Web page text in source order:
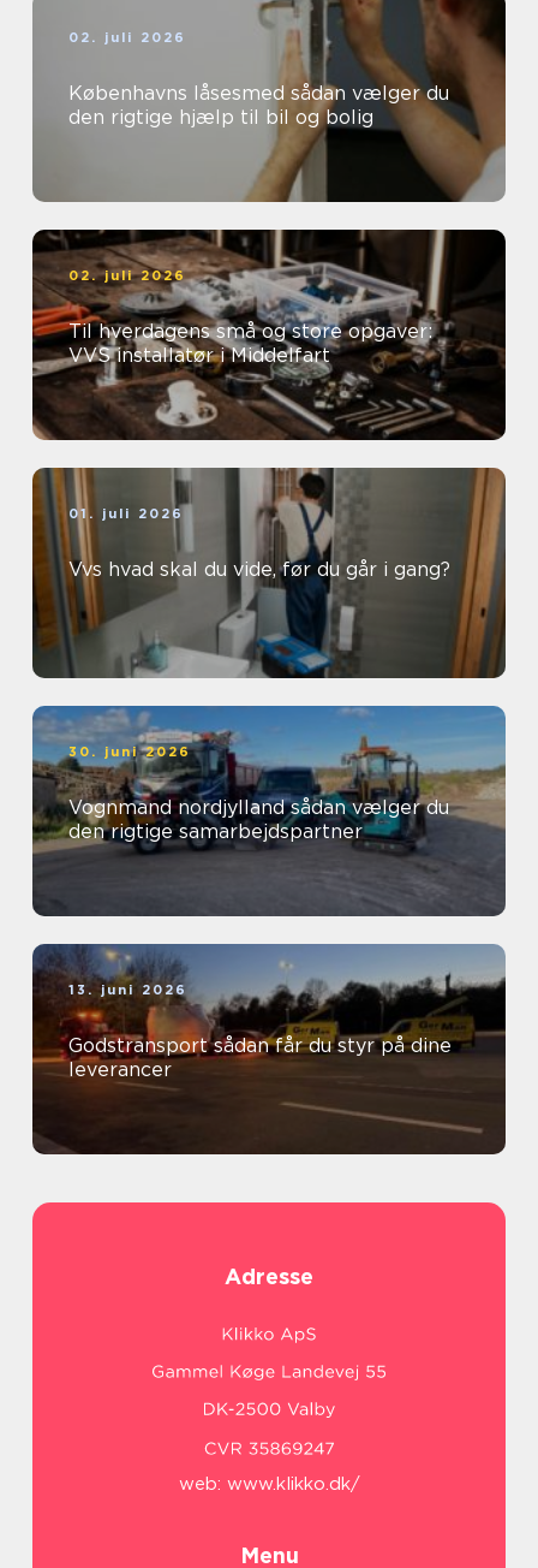
02. juli 2026
Københavns låsesmed sådan vælger du
den rigtige hjælp til bil og bolig
02. juli 2026
Til hverdagens små og store opgaver:
VVS installatør i Middelfart
01. juli 2026
Vvs hvad skal du vide, før du går i gang?
30. juni 2026
Vognmand nordjylland sådan vælger du
den rigtige samarbejdspartner
13. juni 2026
Godstransport sådan får du styr på dine
leverancer
Adresse
web: www.klikko.dk/
Menu